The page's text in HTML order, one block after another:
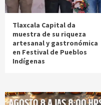
Tlaxcala Capital da
muestra de su riqueza
artesanal y gastronómica
en Festival de Pueblos
Indígenas